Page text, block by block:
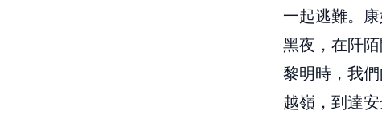
一起逃難。
黑夜，在阡陌
黎明時，我
越嶺，到達